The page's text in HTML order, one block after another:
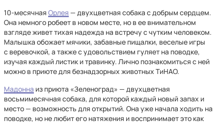
10-месячная Орлея — двухцветная собака с добрым сердцем.
Она немного робеет в новом месте, но в ее внимательном
взгляде живет тихая надежда на встречу с чутким человеком.
Малышка обожает мячики, забавные пищалки, веселые игры
с веревочкой, а также с удовольствием гуляет на поводке,
изучая каждый листик и травинку. Лично познакомиться с ней
можно в приюте для безнадзорных животных ТиНАО.
Мадонна из приюта «Зеленоград» — двухцветная
восьмимесячная собака, для которой каждый новый запах и
место — возможность для открытий. Она уже начала ходить на
поводке, но не любит его натяжения и воспринимает это как